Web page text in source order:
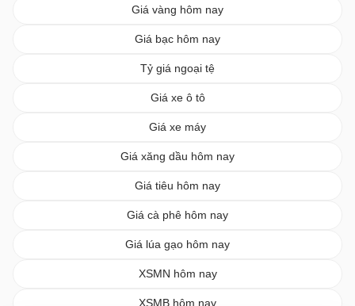
Giá vàng hôm nay
Giá bạc hôm nay
Tỷ giá ngoại tệ
Giá xe ô tô
Giá xe máy
Giá xăng dầu hôm nay
Giá tiêu hôm nay
Giá cà phê hôm nay
Giá lúa gạo hôm nay
XSMN hôm nay
XSMB hôm nay